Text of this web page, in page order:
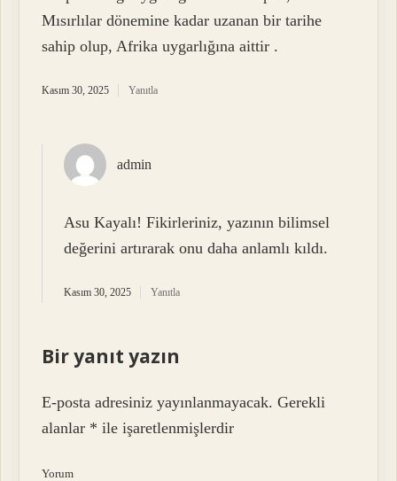
Mısırlılar dönemine kadar uzanan bir tarihe
sahip olup, Afrika uygarlığına aittir .
Kasım 30, 2025 Yanıtla
admin
Asu Kayalı!Fikirleriniz, yazının bilimsel
değerini artırarak onu daha anlamlı kıldı.
Kasım 30, 2025 Yanıtla
Bir yanıt yazın
E-posta adresiniz yayınlanmayacak. Gerekli
alanlar * ile işaretlenmişlerdir
Yorum